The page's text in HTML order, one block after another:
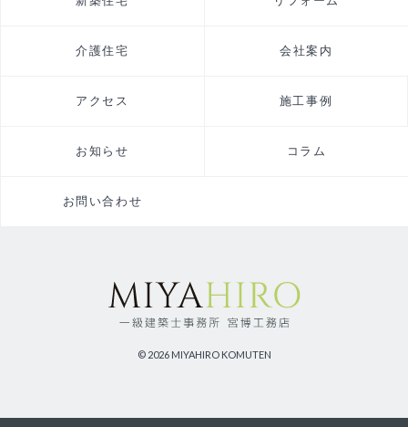
介護住宅 会社案内
アクセス 施工事例
お知らせ コラム
お問い合わせ
© 2026 MIYAHIRO KOMUTEN